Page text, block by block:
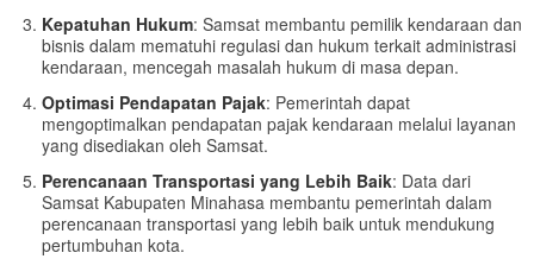
Kepatuhan Hukum: Samsat membantu pemilik kendaraan dan
bisnis dalam mematuhi regulasi dan hukum terkait administrasi
kendaraan, mencegah masalah hukum di masa depan.
Optimasi Pendapatan Pajak: Pemerintah dapat
mengoptimalkan pendapatan pajak kendaraan melalui layanan
yang disediakan oleh Samsat.
Perencanaan Transportasi yang Lebih Baik: Data dari
Samsat Kabupaten Minahasa membantu pemerintah dalam
perencanaan transportasi yang lebih baik untuk mendukung
pertumbuhan kota.